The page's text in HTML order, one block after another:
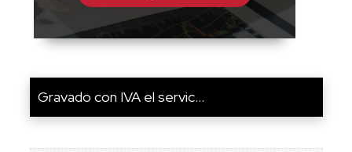
Gravado con IVA el servic...